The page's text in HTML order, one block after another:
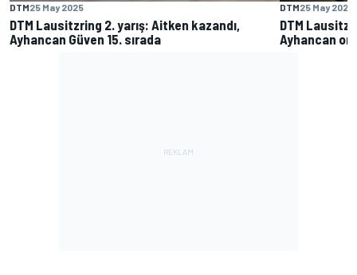
DTM25 May 2025
DTM Lausitzring 2. yarış: Aitken kazandı,
Ayhancan Güven 15. sırada
DTM25 May 2025
DTM
Ayhancan